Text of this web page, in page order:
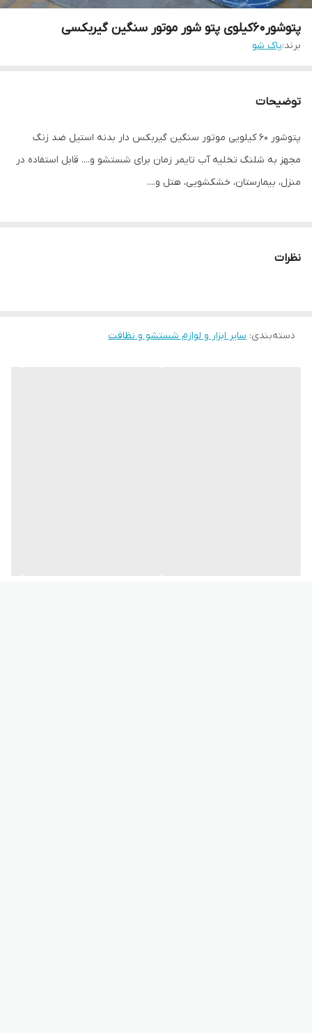
پتوشور60کیلوی پتو شور موتور سنگین گیربکسی
برند:پاک شو
توضیحات
پتوشور 60 کیلویی موتور سنگین گیربکس دار بدنه استیل ضد زنگ
مجهز به شلنگ تخلیه آب تایمر زمان برای شستشو و.... قابل استفاده در
منزل، بیمارستان، خشکشویی، هتل و....
نظرات
دسته‌بندی: سایر ابزار و لوازم شستشو و نظافت